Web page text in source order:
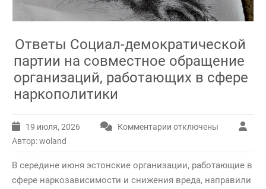
Ответы Социал-демократической
партии на совместное обращение
организаций, работающих в сфере
наркополитики
19 июля, 2026 Комментарии к
Социал-
демократической
отключены
Автор: woland
В середине июня эстонские организации, работающие в
сфере наркозависимости и снижения вреда, направили